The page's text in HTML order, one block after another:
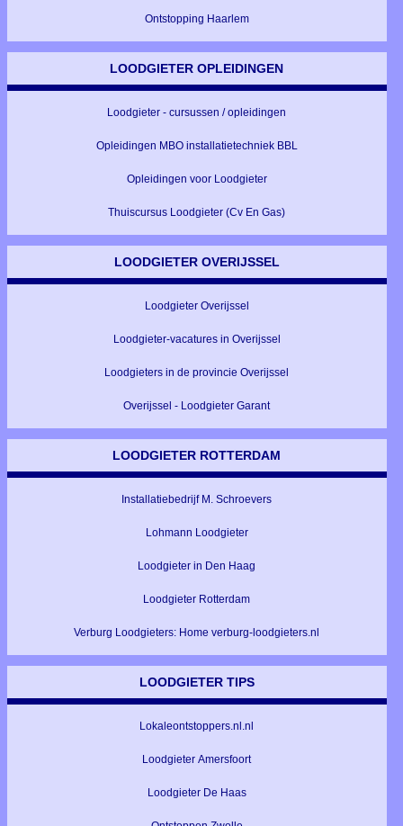
Ontstopping Haarlem
LOODGIETER OPLEIDINGEN
Loodgieter - cursussen / opleidingen
Opleidingen MBO installatietechniek BBL
Opleidingen voor Loodgieter
Thuiscursus Loodgieter (Cv En Gas)
LOODGIETER OVERIJSSEL
Loodgieter Overijssel
Loodgieter-vacatures in Overijssel
Loodgieters in de provincie Overijssel
Overijssel - Loodgieter Garant
LOODGIETER ROTTERDAM
Installatiebedrijf M. Schroevers
Lohmann Loodgieter
Loodgieter in Den Haag
Loodgieter Rotterdam
Verburg Loodgieters: Home verburg-loodgieters.nl
LOODGIETER TIPS
Lokaleontstoppers.nl.nl
Loodgieter Amersfoort
Loodgieter De Haas